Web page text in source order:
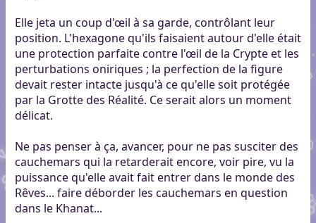
Elle jeta un coup d'œil à sa garde, contrôlant leur
position. L'hexagone qu'ils faisaient autour d'elle était
une protection parfaite contre l'œil de la Crypte et les
perturbations oniriques ; la perfection de la figure
devait rester intacte jusqu'à ce qu'elle soit protégée
par la Grotte des Réalité. Ce serait alors un moment
délicat.
Ne pas penser à ça, avancer, pour ne pas susciter des
cauchemars qui la retarderait encore, voir pire, vu la
puissance qu'elle avait fait entrer dans le monde des
Rêves... faire déborder les cauchemars en question
dans le Khanat...